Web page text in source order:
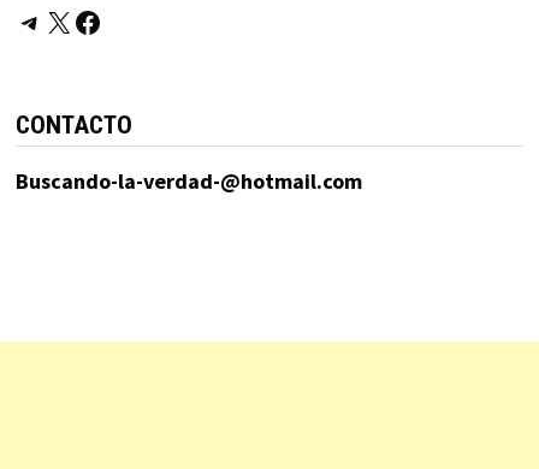
Telegram
X Facebook
CONTACTO
Buscando-la-verdad-@hotmail.com